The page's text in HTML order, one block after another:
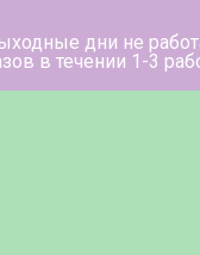
в
заказов в